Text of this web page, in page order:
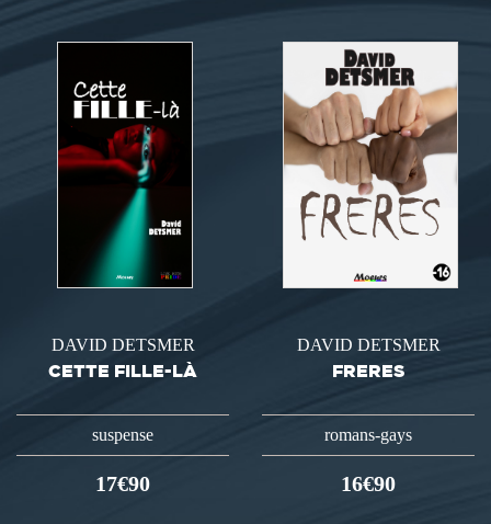
DAVID DETSMER
CETTE FILLE-LÀ
suspense
17€90
DAVID DETSMER
FRERES
romans-gays
16€90